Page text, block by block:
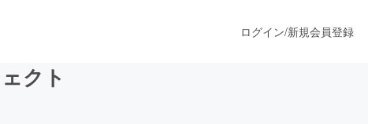
ログイン/新規会員登録
クト